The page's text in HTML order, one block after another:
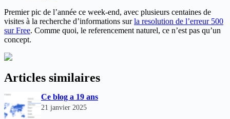
Premier pic de l’année ce week-end, avec plusieurs centaines de
visites à la recherche d’informations surla resolution de l’erreur 500
sur Free. Comme quoi, le referencement naturel, ce n’est pas qu’un
concept.
Articles similaires
Ce blog a 19 ans
21 janvier 2025